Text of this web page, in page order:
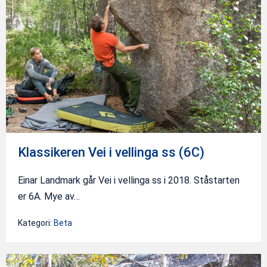
Klassikeren Vei i vellinga ss (6C)
Einar Landmark går Vei i vellinga ss i 2018. Ståstarten
er 6A. Mye av…
Kategori: Beta
Klassikeren